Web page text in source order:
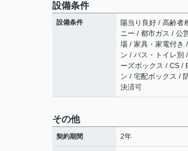
設備条件
設備条件
陽当り良好 / 高齢者
ニー / 都市ガス / 公
場 / 家具・家電付き
ン / バス・トイレ別
ーズボックス / CS /
ン / 宅配ボックス /
決済可
その他
契約期間 2年